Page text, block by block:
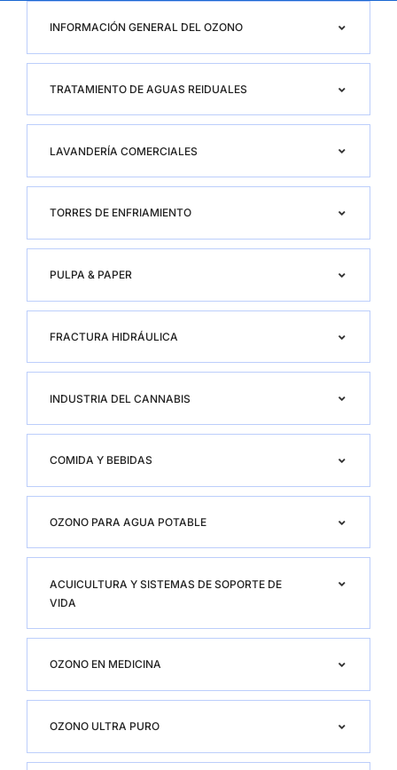
INFORMACIÓN GENERAL DEL OZONO
TRATAMIENTO DE AGUAS REIDUALES
LAVANDERÍA COMERCIALES
TORRES DE ENFRIAMIENTO
PULPA & PAPER
FRACTURA HIDRÁULICA
INDUSTRIA DEL CANNABIS
COMIDA Y BEBIDAS
OZONO PARA AGUA POTABLE
ACUICULTURA Y SISTEMAS DE SOPORTE DE
VIDA
OZONO EN MEDICINA
OZONO ULTRA PURO